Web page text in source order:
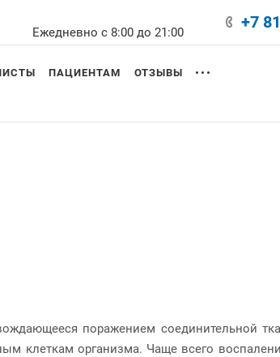
Ежедневно с 8:00 до 21:00
+7
ПАЦИЕНТАМ ОТЗЫВЫ
поражением соединительной
клеткам организма. Чаще всего